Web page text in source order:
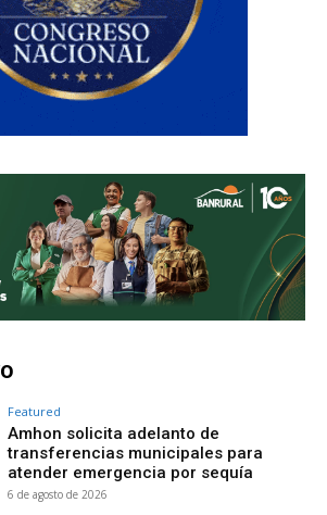
Featured
Amhon solicita adelanto de
transferencias municipales para
atender emergencia por sequía
6 de agosto de 2026